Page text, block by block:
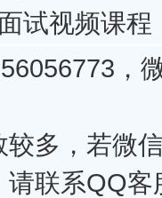
试视频课程
，
较多，若微
请联系QQ客